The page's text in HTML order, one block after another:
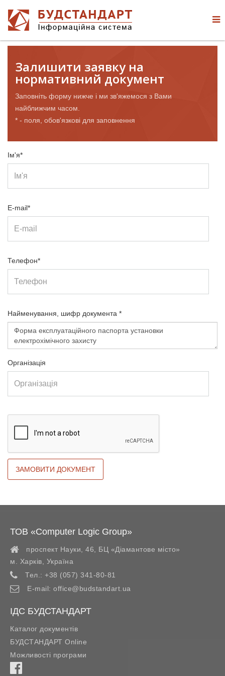
Залишити заявку на
нормативний документ
Заповніть форму нижче і ми зв'яжемося з Вами
найближчим часом.
* - поля, обов'язкові для заповнення
Ім'я*
E-mail*
Телефон*
Найменування, шифр документа *
Організація
ТОВ «Computer Logic Group»
проспект Науки, 46, БЦ «Діамантове місто»
м. Харків
Україна
Тел.: +38 (057) 341-80-81
E-mail: office@budstandart.ua
ІДС БУДСТАНДАРТ
Каталог документів
БУДСТАНДАРТ Online
Можливості програми